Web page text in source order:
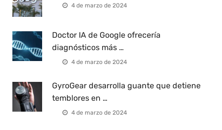
4 de marzo de 2024
Doctor IA de Google ofrecería
diagnósticos más …
4 de marzo de 2024
GyroGear desarrolla guante que detiene
temblores en …
4 de marzo de 2024